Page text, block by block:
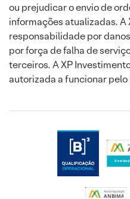
ou prejudicar o envio de
informações atualizadas.
responsabilidade por
por força de falha de
terceiros. A XP
autorizada a funcionar